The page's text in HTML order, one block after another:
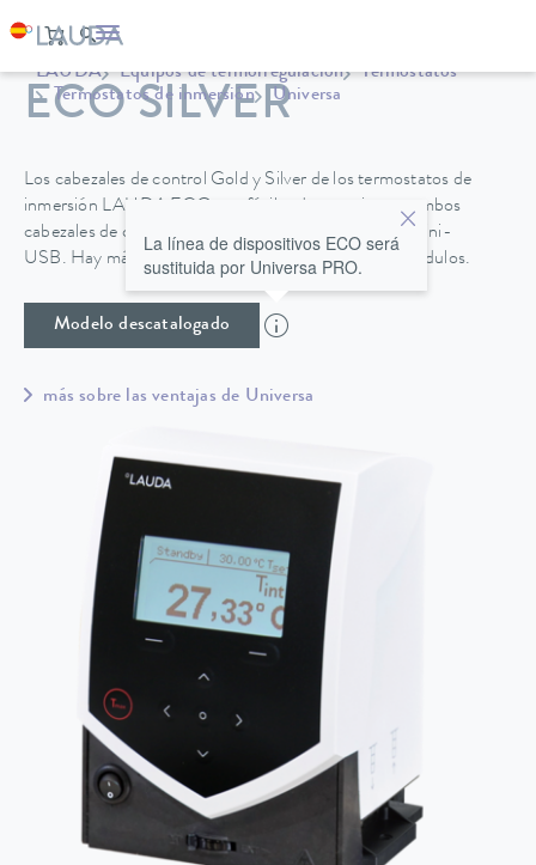
LAUDA Equipos de termorregulación
Termostatos
Termostatos de inmersión
Universa
ECO SILVER
Los cabezales de control Gold y Silver de los termostatos de
inmersión LAUDA ECO son fáciles de manejar; en ambos
cabezales de control se incluye de serie una interfaz mini-
USB. Hay más interfaces disponibles en forma de módulos.
Modelo descatalogado
La línea de dispositivos ECO será
sustituida por Universa PRO.
más sobre las ventajas de Universa